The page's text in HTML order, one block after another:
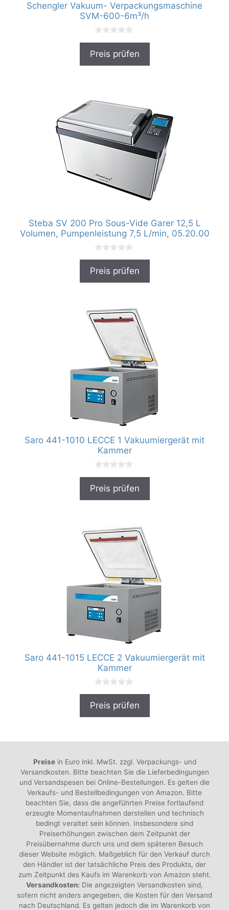
Schengler Vakuum- Verpackungsmaschine
SVM-600-6m³/h
o
Preis prüfen
Steba SV 200 Pro Sous-Vide Garer 12,5 L
Volumen, Pumpenleistung 7,5 L/min, 05.20.00
0
o
Preis prüfen
Saro 441-1010 LECCE 1 Vakuumiergerät mit
Kammer
o
Preis prüfen
Saro 441-1015 LECCE 2 Vakuumiergerät mit
Kammer
0
o
Preis prüfen
Preisein Euro inkl. MwSt. zzgl. Verpackungs- und
Versandkosten. Bitte beachten Sie die Lieferbedingungen
und Versandspesen bei Online-Bestellungen. Es gelten die
Verkaufs- und Bestellbedingungen von Amazon. Bitte
beachten Sie, dass die angeführten Preise fortlaufend
erzeugte Momentaufnahmen darstellen und technisch
bedingt veraltet sein können. Insbesondere sind
Preiserhöhungen zwischen dem Zeitpunkt der
Preisübernahme durch uns und dem späteren Besuch
dieser Website möglich. Maßgeblich für den Verkauf durch
den Händler ist der tatsächliche Preis des Produkts, der
zum Zeitpunkt des Kaufs im Warenkorb von Amazon steht.
Versandkosten: Die angezeigten Versandkosten sind,
sofern nicht anders angegeben, die Kosten für den Versand
nach Deutschland. Es gelten jedoch die im Warenkorb von